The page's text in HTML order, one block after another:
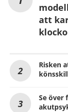
att
Risken
Se över